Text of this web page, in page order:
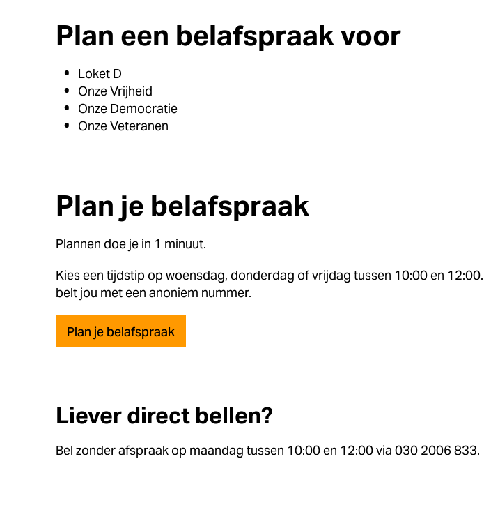
Plan een belafspraak voor
Loket D
Onze Vrijheid
Onze Democratie
Onze Veteranen
Plan je belafspraak
Plannen doe je in 1 minuut.
Kies een tijdstip op woensdag, donderdag of vrijdag tussen 10:00 en
belt jou met een anoniem nummer.
Plan je belafspraak
Liever direct bellen?
Bel zonder afspraak op maandag tussen 10:00 en 12:00 via 030 2006 833.